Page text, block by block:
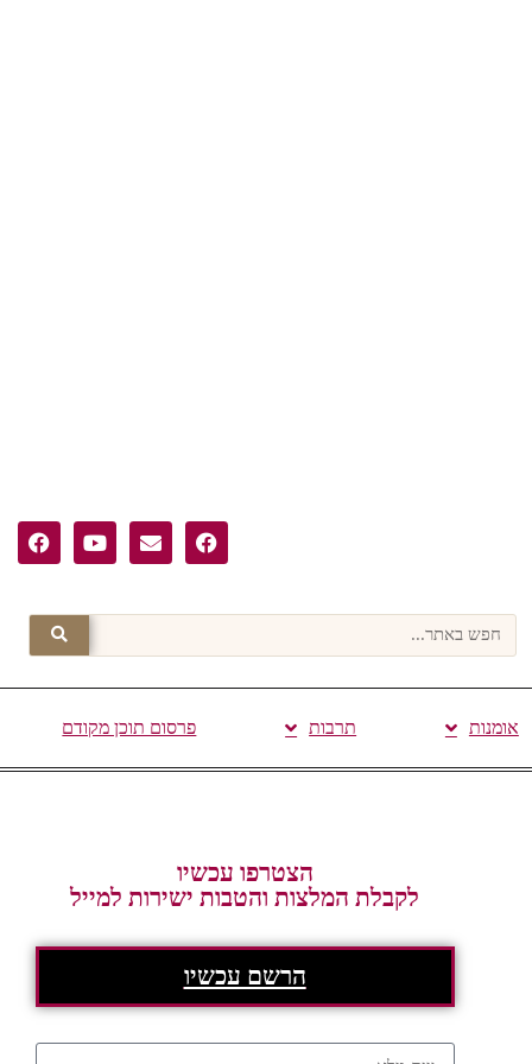
אומנות תרבות פרסום תוכן מקודם
הצטרפו עכשיו
לקבלת המלצות והטבות ישירות למייל
הרשם עכשיו